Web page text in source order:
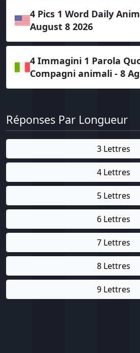
4 Pics 1 Word Daily
August 8 2026
4 Immagini 1 Parola
Compagni animali - 8
Réponses Par Longueur
3 Lettres
4 Lettres
5 Lettres
6 Lettres
7 Lettres
8 Lettres
9 Lettres